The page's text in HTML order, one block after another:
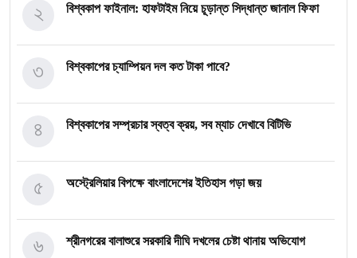
বিশ্বকাপ ফাইনাল: হাফটাইম নিয়ে চূড়ান্ত সিদ্ধান্ত জানাল ফিফা
২
বিশ্বকাপের চ্যাম্পিয়ন দল কত টাকা পাবে?
৩
বিশ্বকাপের সম্প্রচার স্বত্ব ক্রয়, সব ম্যাচ দেখাবে বিটিভি
৪
অস্ট্রেলিয়ার বিপক্ষে বাংলাদেশের ইতিহাস গড়া জয়
৫
শ্রীনগরের বালাশুরে সরকারি দীঘি দখলের চেষ্টা থানায় অভিযোগ
৬